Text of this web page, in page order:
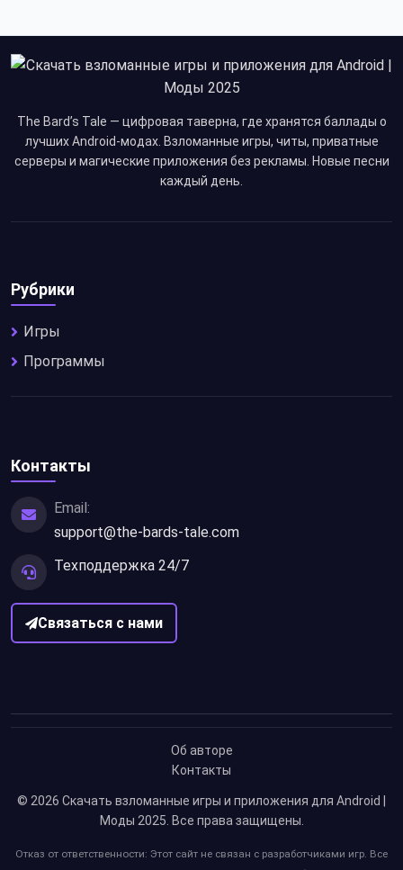
The Bard’s Tale — цифровая таверна, где хранятся баллады о
лучших Android-модах. Взломанные игры, читы, приватные
серверы и магические приложения без рекламы. Новые песни
каждый день.
Рубрики
Игры
Программы
Контакты
Email:
support@the-bards-tale.com
Техподдержка 24/7
Связаться с нами
Об авторе
Контакты
© 2026 Скачать взломанные игры и приложения для Android |
Моды 2025. Все права защищены.
Отказ от ответственности: Этот сайт не связан с разработчиками игр. Все